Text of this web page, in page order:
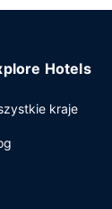
Hotels
kraje